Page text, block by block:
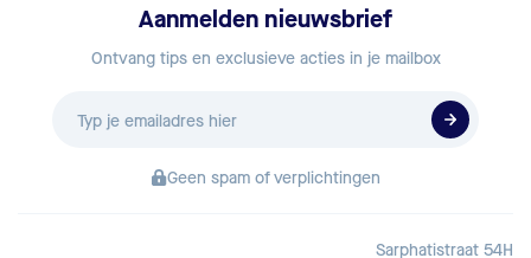
Aanmelden nieuwsbrief
Ontvang tips en exclusieve acties in je mailbox
Geen spam of verplichtingen
Sarphatistraat 54H